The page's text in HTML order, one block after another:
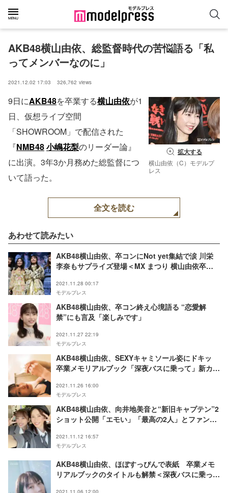
AKB48横山由依、総監督時代の苦悩語る「私
ってメンバーなのに」
2021.12.02 17:03 326,762 views
拡大する
横山由依（C）モデルプ
レス
9日にAKB48を卒業する横山由依が1
日、仮想ライブ空間
「SHOWROOM」で配信された
『NMB48小嶋花梨のリーダー論』
に出演。3年3か月務めた総監督につ
いて語った。
全文を読む
あわせて読みたい
AKB48横山由依、卒コンにNot yet集結で涙 川栄
李奈もサプライズ登場＜MX まつり 横⼭由依卒業
17LIVE＞
2021.11.28 00:17
モデルプレス
AKB48横山由依、卒コン終え心境語る “恋愛解
禁”にも言及「楽しみです」
2021.11.27 22:19
モデルプレス
AKB48横山由依、SEXYキャミソール姿にドキッ
卒業メモリアルブック「深夜バスに乗って」新カッ
2021.11.26 16:00
モデルプレス
AKB48横山由依、向井地美音と“新旧キャプテン”2
ショット公開「エモい」「最高の2人」とファン歓
2021.11.12 16:57
モデルプレス
AKB48横山由依、ほぼすっぴんで表紙 卒業メモ
リアルブックのタイトルも解禁＜深夜バスに乗って
2021.11.06 12:00